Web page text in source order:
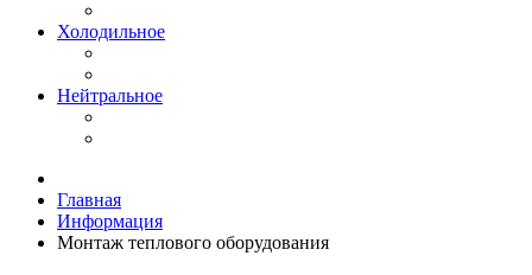
Холодильное
Нейтральное
Главная
Информация
Монтаж теплового оборудования